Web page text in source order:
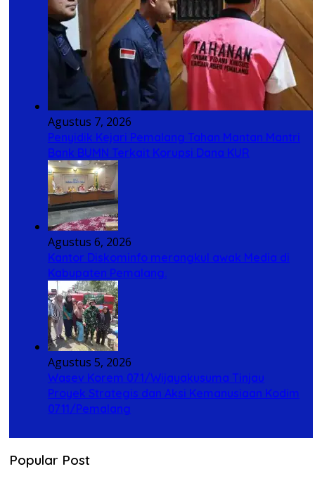
Agustus 7, 2026
Penyidik Kejari Pemalang Tahan Mantan Mantri
Bank BUMN Terkait Korupsi Dana KUR
Agustus 6, 2026
Kantor Diskominfo merangkul awak Media di
Kabupaten Pemalang.
Agustus 5, 2026
Wasev Korem 071/Wijayakusuma Tinjau
Proyek Strategis dan Aksi Kemanusiaan Kodim
0711/Pemalang
Popular Post